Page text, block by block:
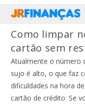
conteúdo
Como limpar
cartão sem
Atualmente o número
sujo é alto, o que faz
dificuldades na hora
cartão de crédito. Se